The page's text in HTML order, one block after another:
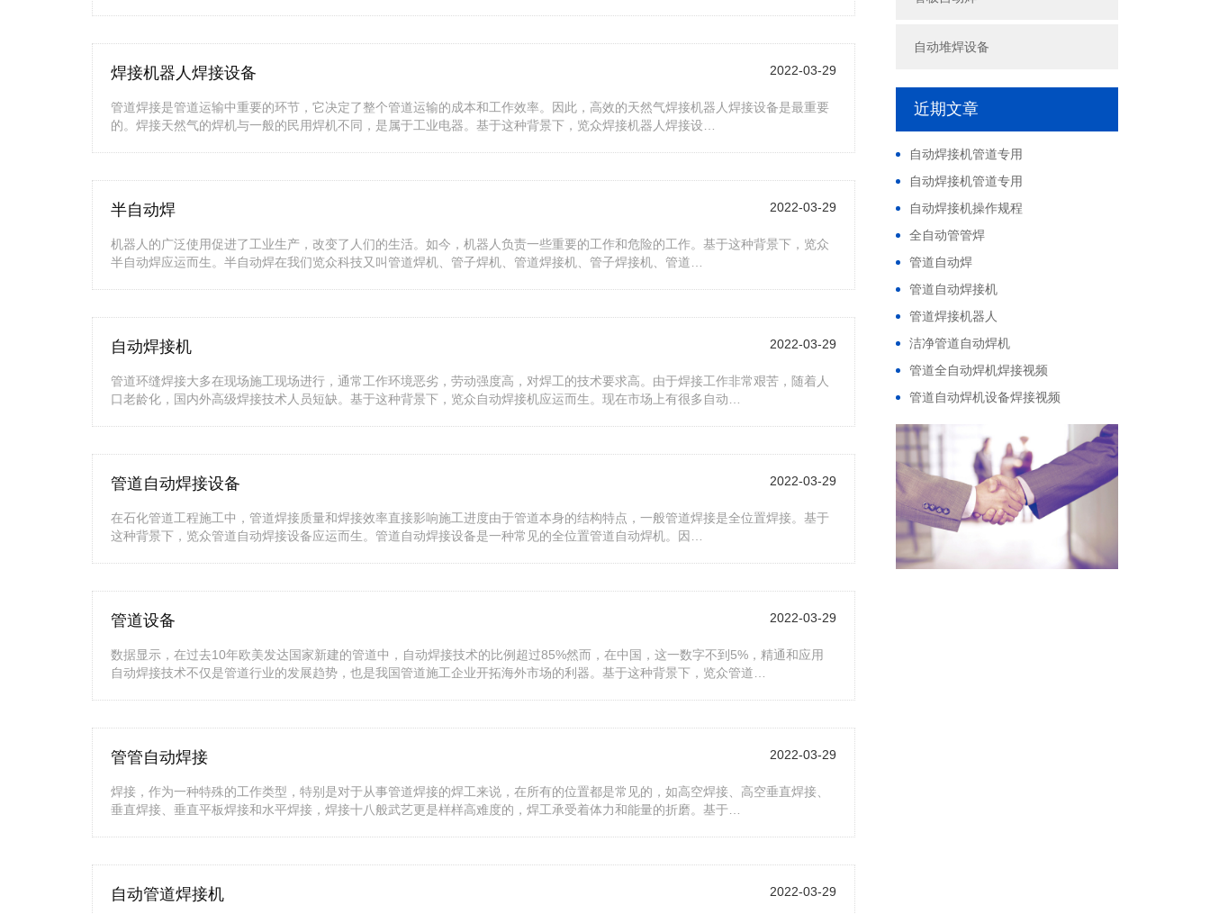
焊接机器人焊接设备 2022-03-29
管道焊接是管道运输中重要的环节，它决定了整个管道运输的成本和工作效率。因此，高效的天然气焊接机器人焊接设备是最重要
的。焊接天然气的焊机与一般的民用焊机不同，是属于工业电器。基于这种背景下，览众焊接机器人焊接设…
半自动焊 2022-03-29
机器人的广泛使用促进了工业生产，改变了人们的生活。如今，机器人负责一些重要的工作和危险的工作。基于这种背景下，览众
半自动焊应运而生。半自动焊在我们览众科技又叫管道焊机、管子焊机、管道焊接机、管子焊接机、管道…
自动焊接机 2022-03-29
管道环缝焊接大多在现场施工现场进行，通常工作环境恶劣，劳动强度高，对焊工的技术要求高。由于焊接工作非常艰苦，随着人
口老龄化，国内外高级焊接技术人员短缺。基于这种背景下，览众自动焊接机应运而生。现在市场上有很多自动…
管道自动焊接设备 2022-03-29
在石化管道工程施工中，管道焊接质量和焊接效率直接影响施工进度由于管道本身的结构特点，一般管道焊接是全位置焊接。基于
这种背景下，览众管道自动焊接设备应运而生。管道自动焊接设备是一种常见的全位置管道自动焊机。因…
管道设备 2022-03-29
数据显示，在过去10年欧美发达国家新建的管道中，自动焊接技术的比例超过85%然而，在中国，这一数字不到5%，精通和应用
自动焊接技术不仅是管道行业的发展趋势，也是我国管道施工企业开拓海外市场的利器。基于这种背景下，览众管道…
管管自动焊接 2022-03-29
焊接，作为一种特殊的工作类型，特别是对于从事管道焊接的焊工来说，在所有的位置都是常见的，如高空焊接、高空垂直焊接、
垂直焊接、垂直平板焊接和水平焊接，焊接十八般武艺更是样样高难度的，焊工承受着体力和能量的折磨。基于…
自动管道焊接机 2022-03-29
自动堆焊设备
近期文章
自动焊接机管道专用
自动焊接机管道专用
自动焊接机操作规程
全自动管管焊
管道自动焊
管道自动焊接机
管道焊接机器人
洁净管道自动焊机
管道全自动焊机焊接视频
管道自动焊机设备焊接视频